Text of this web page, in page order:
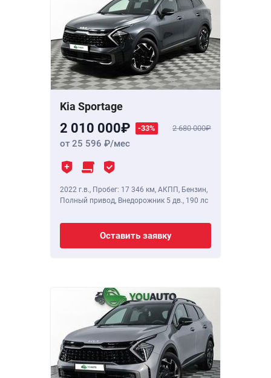
Kia Sportage
2 010 000 -33% 2 680 000
от 25 596 /мес
2022 г.в., Пробег: 17 346 км, АКПП, Бензин,
Полный привод, Внедорожник 5 дв., 190 лс
Оставить заявку